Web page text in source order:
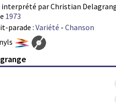
interprété par Christian
1973
parade : Variété - Chanson